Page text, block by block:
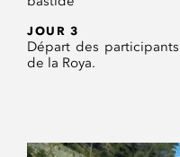
JOUR 3
Départ des
de la Roya.